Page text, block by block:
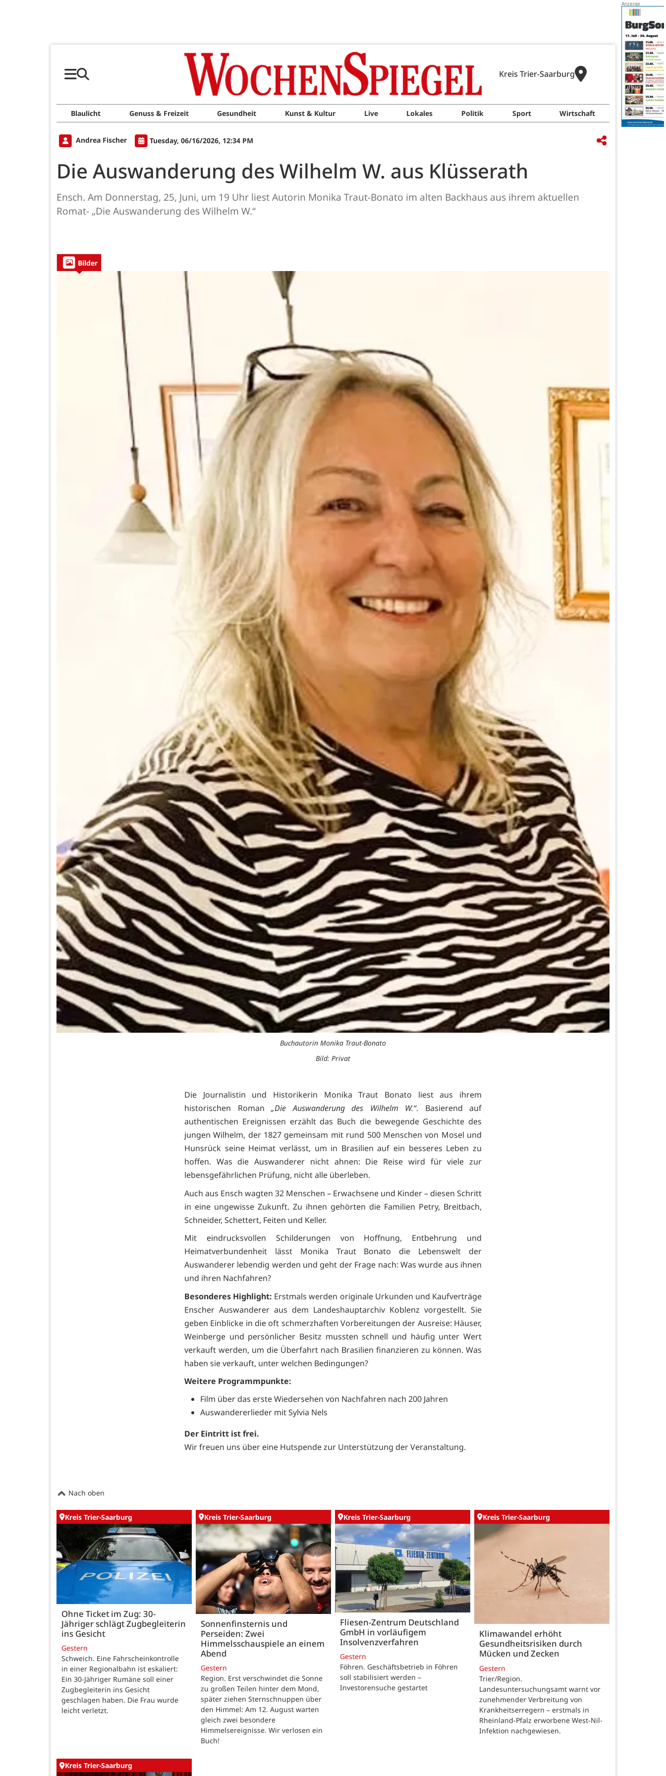
Kreis Trier-Saarburg
Blaulicht Genuss & Freizeit Gesundheit Kunst & Kultur Live Lokales Politik Sport Wirtschaft
Andrea Fischer Tuesday, 06/16/2026, 12:34 PM
Die Auswanderung des Wilhelm W. aus Klüsserath
Ensch. Am Donnerstag, 25, Juni, um 19 Uhr liest Autorin Monika Traut-Bonato im alten Backhaus aus ihrem aktuellen
Romat- „Die Auswanderung des Wilhelm W.“
Bilder
Buchautorin Monika Traut-Bonato
Bild: Privat
Die Journalistin und Historikerin Monika Traut Bonato liest aus ihrem
historischen Roman „Die Auswanderung des Wilhelm W.“. Basierend auf
authentischen Ereignissen erzählt das Buch die bewegende Geschichte des
jungen Wilhelm, der 1827 gemeinsam mit rund 500 Menschen von Mosel und
Hunsrück seine Heimat verlässt, um in Brasilien auf ein besseres Leben zu
hoffen. Was die Auswanderer nicht ahnen: Die Reise wird für viele zur
lebensgefährlichen Prüfung, nicht alle überleben.
Auch aus Ensch wagten 32 Menschen – Erwachsene und Kinder – diesen Schritt
in eine ungewisse Zukunft. Zu ihnen gehörten die Familien Petry, Breitbach,
Schneider, Schettert, Feiten und Keller.
Mit eindrucksvollen Schilderungen von Hoffnung, Entbehrung und
Heimatverbundenheit lässt Monika Traut Bonato die Lebenswelt der
Auswanderer lebendig werden und geht der Frage nach: Was wurde aus ihnen
und ihren Nachfahren?
Besonderes Highlight: Erstmals werden originale Urkunden und Kaufverträge
Enscher Auswanderer aus dem Landeshauptarchiv Koblenz vorgestellt. Sie
geben Einblicke in die oft schmerzhaften Vorbereitungen der Ausreise: Häuser,
Weinberge und persönlicher Besitz mussten schnell und häufig unter Wert
verkauft werden, um die Überfahrt nach Brasilien finanzieren zu können. Was
haben sie verkauft, unter welchen Bedingungen?
Weitere Programmpunkte:
Film über das erste Wiedersehen von Nachfahren nach 200 Jahren
Auswandererlieder mit Sylvia Nels
Der Eintritt ist frei.
Wir freuen uns über eine Hutspende zur Unterstützung der Veranstaltung.
Nach oben
Kreis Trier-Saarburg
Ohne Ticket im Zug: 30-
Jähriger schlägt Zugbegleiterin
ins Gesicht
Gestern
Schweich. Eine Fahrscheinkontrolle
in einer Regionalbahn ist eskaliert:
Ein 30-Jähriger Rumäne soll einer
Zugbegleiterin ins Gesicht
geschlagen haben. Die Frau wurde
leicht verletzt.
Kreis Trier-Saarburg
Sonnenfinsternis und
Perseiden: Zwei
Himmelsschauspiele an einem
Abend
Gestern
Region. Erst verschwindet die Sonne
zu großen Teilen hinter dem Mond,
später ziehen Sternschnuppen über
den Himmel: Am 12. August warten
gleich zwei besondere
Himmelsereignisse. Wir verlosen ein
Buch!
Kreis Trier-Saarburg
Fliesen-Zentrum Deutschland
GmbH in vorläufigem
Insolvenzverfahren
Gestern
Föhren. Geschäftsbetrieb in Föhren
soll stabilisiert werden –
Investorensuche gestartet
Kreis Trier-Saarburg
Klimawandel erhöht
Gesundheitsrisiken durch
Mücken und Zecken
Gestern
Trier/Region.
Landesuntersuchungsamt warnt vor
zunehmender Verbreitung von
Krankheitserregern – erstmals in
Rheinland-Pfalz erworbene West-Nil-
Infektion nachgewiesen.
Kreis Trier-Saarburg